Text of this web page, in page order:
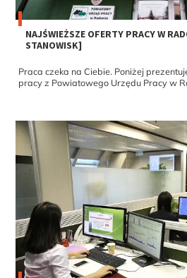
NAJŚWIEŻSZE OFERTY PRACY W
STANOWISK]
Praca czeka na Ciebie. Poniżej
pracy z Powiatowego Urzędu Pracy w